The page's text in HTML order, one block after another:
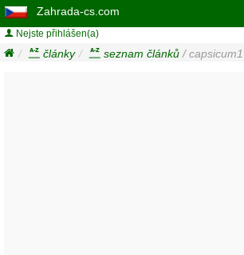
Zahrada-cs.com
Nejste přihlášen(a)
články seznam článků / capsicum1